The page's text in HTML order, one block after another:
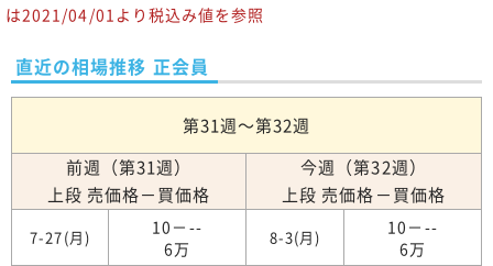
は2021/04/01より税込み値を参照
直近の相場推移 正会員
第31週～第32週
前週（第31週）
上段 売価格－買価格
今週（第32週）
上段 売価格－買価格
7-27(月)
10－--
6万
8-3(月)
10－--
6万